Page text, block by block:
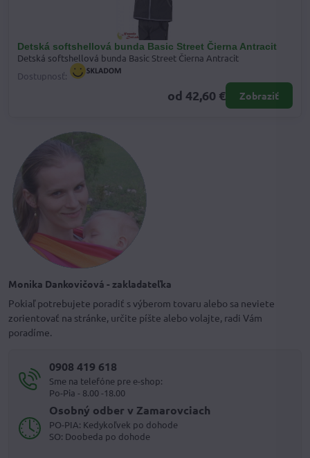
Detská softshellová bunda Basic Street Čierna Antracit
Detská softshellová bunda Basic Street Čierna Antracit
Dostupnosť:
od 42,60 € Zobraziť
Monika Dankovičová - zakladateľka
Pokiaľ potrebujete poradiť s výberom tovaru alebo sa neviete
zorientovať na stránke, určite píšte alebo volajte, radi Vám
poradíme.
0908 419 618
Sme na telefóne pre e-shop:
Po-Pia - 8.00 -18.00
Osobný odber v Zamarovciach
PO-PIA: Kedykoľvek po dohode
SO: Doobeda po dohode